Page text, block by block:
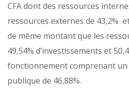
CFA dont des ressources
ressources externes de 43,2%
de même montant que les
49,54% d’investissements et
fonctionnement comprenant un
publique de 46,88%.